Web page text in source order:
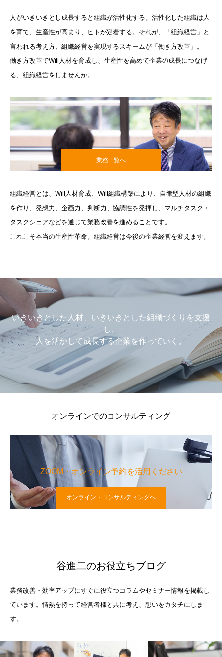
人がいきいきとし成長すると組織が活性化する。活性化した組織は人
を育て、生産性が高まり、ヒトが定着する。それが、「組織経営」と
言われる考え方。組織経営を実現するスキームが「働き方改革」。
働き方改革でWill人材を育成し、生産性を高めて企業の成長につなげ
る、組織経営をしませんか。
業務一覧へ
組織経営とは、Will人材育成、Will組織構築により、自律型人材の組織
を作り、発想力、企画力、判断力、協調性を発揮し、マルチタスク・
タスクシェアなどを通じて業務改善を進めることです。
これこそ本当の生産性革命。組織経営は今後の企業経営を変えます。
いきいきとした人材、いきいきとした組織づくりを支援
し、
人を活かして成長する企業を作っていく。
オンラインでのコンサルティング
ZOOM・オンライン予約を活用ください
オンライン・コンサルティングへ
谷進二のお役立ちブログ
業務改善・効率アップにすぐに役立つコラムやセミナー情報を掲載し
ています。情熱を持って経営者様と共に考え、想いをカタチにしま
す。